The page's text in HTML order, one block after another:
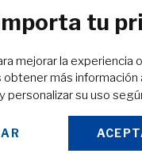
finalización de trabajos muy
Para los que necesitan
tu
mejorar la experiencia
más información
personalizar su uso